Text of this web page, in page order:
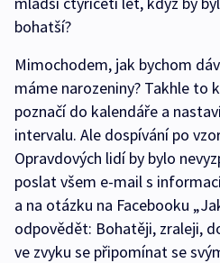
bohatší?
Mimochodem, jak bychom
máme narozeniny? Takhle to
poznačí do kalendáře a
intervalu. Ale dospívání po
Opravdových lidí by bylo
poslat všem e-mail s
a na otázku na Facebooku
odpovědět: Bohatěji, zraleji,
ve zvyku se připomínat se